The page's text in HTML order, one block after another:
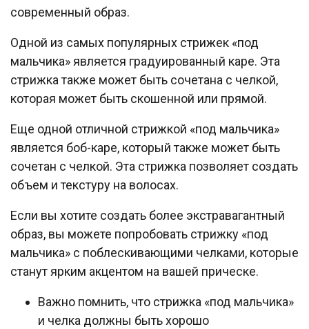
современный образ.
Одной из самых популярных стрижек «под
мальчика» является градуированный каре. Эта
стрижка также может быть сочетана с челкой,
которая может быть скошенной или прямой.
Еще одной отличной стрижкой «под мальчика»
является боб-каре, который также может быть
сочетан с челкой. Эта стрижка позволяет создать
объем и текстуру на волосах.
Если вы хотите создать более экстравагантный
образ, вы можете попробовать стрижку «под
мальчика» с поблескивающими челками, которые
станут ярким акцентом на вашей прическе.
Важно помнить, что стрижка «под мальчика»
и челка должны быть хорошо